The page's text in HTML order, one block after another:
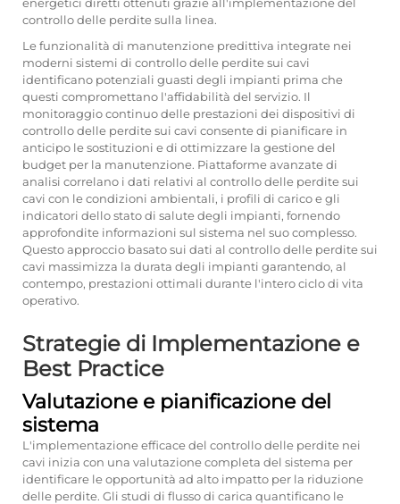
controllo delle perdite sulla linea.
Le funzionalità di manutenzione predittiva integrate nei
moderni sistemi di controllo delle perdite sui cavi
identificano potenziali guasti degli impianti prima che
questi compromettano l'affidabilità del servizio. Il
monitoraggio continuo delle prestazioni dei dispositivi di
controllo delle perdite sui cavi consente di pianificare in
anticipo le sostituzioni e di ottimizzare la gestione del
budget per la manutenzione. Piattaforme avanzate di
analisi correlano i dati relativi al controllo delle perdite sui
cavi con le condizioni ambientali, i profili di carico e gli
indicatori dello stato di salute degli impianti, fornendo
approfondite informazioni sul sistema nel suo complesso.
Questo approccio basato sui dati al controllo delle perdite sui
cavi massimizza la durata degli impianti garantendo, al
contempo, prestazioni ottimali durante l'intero ciclo di vita
operativo.
Strategie di Implementazione e
Best Practice
Valutazione e pianificazione del
sistema
L'implementazione efficace del controllo delle perdite nei
cavi inizia con una valutazione completa del sistema per
identificare le opportunità ad alto impatto per la riduzione
delle perdite. Gli studi di flusso di carica quantificano le